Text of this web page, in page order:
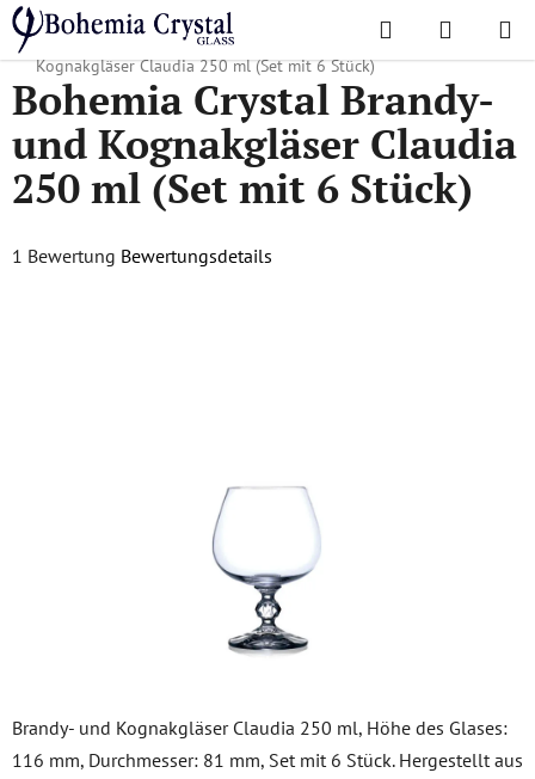
Zum
Inhalt
springen
Suchen
Startseite
/ Lieblingskollektionen /
Bohemia Crystal Brandy- und
Kognakgläser Claudia 250 ml (Set mit 6 Stück)
Brandy- und Kognakgläser Claudia 250 ml, Höhe des Glases:
116 mm, Durchmesser: 81 mm, Set mit 6 Stück. Hergestellt aus
Bohemia Crystal Brandy-
und Kognakgläser Claudia
250 ml (Set mit 6 Stück)
Die
1 Bewertung Bewertungsdetails